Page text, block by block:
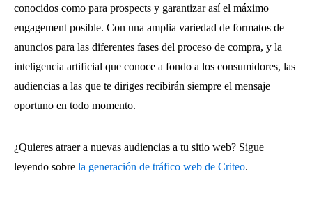
conocidos como para prospects y garantizar así el máximo
engagement posible. Con una amplia variedad de formatos de
anuncios para las diferentes fases del proceso de compra, y la
inteligencia artificial que conoce a fondo a los consumidores, las
audiencias a las que te diriges recibirán siempre el mensaje
oportuno en todo momento.
¿Quieres atraer a nuevas audiencias a tu sitio web? Sigue
leyendo sobre la generación de tráfico web de Criteo.